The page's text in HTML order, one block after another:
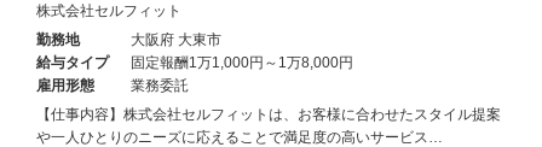
株式会社セルフィット
勤務地
大阪府 大東市
給与タイプ
固定報酬1万1,000円～1万8,000円
雇用形態
業務委託
【仕事内容】株式会社セルフィットは、お客様に合わせたスタイル提案
や一人ひとりのニーズに応えることで満足度の高いサービス…